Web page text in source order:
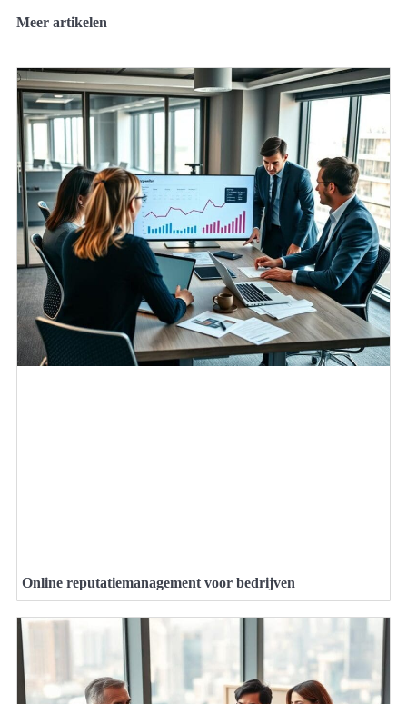
Meer artikelen
Online reputatiemanagement voor bedrijven